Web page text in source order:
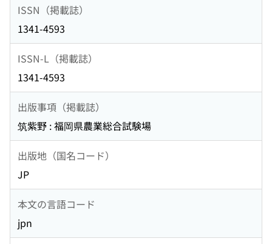
ISSN（掲載誌）
1341-4593
ISSN-L（掲載誌）
1341-4593
出版事項（掲載誌）
筑紫野 : 福岡県農業総合試験場
出版地（国名コード）
JP
本文の言語コード
jpn